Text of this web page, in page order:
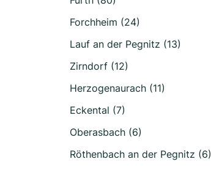
Forchheim (24)
Lauf an der Pegnitz (13)
Zirndorf (12)
Herzogenaurach (11)
Eckental (7)
Oberasbach (6)
Röthenbach an der Pegnitz (6)